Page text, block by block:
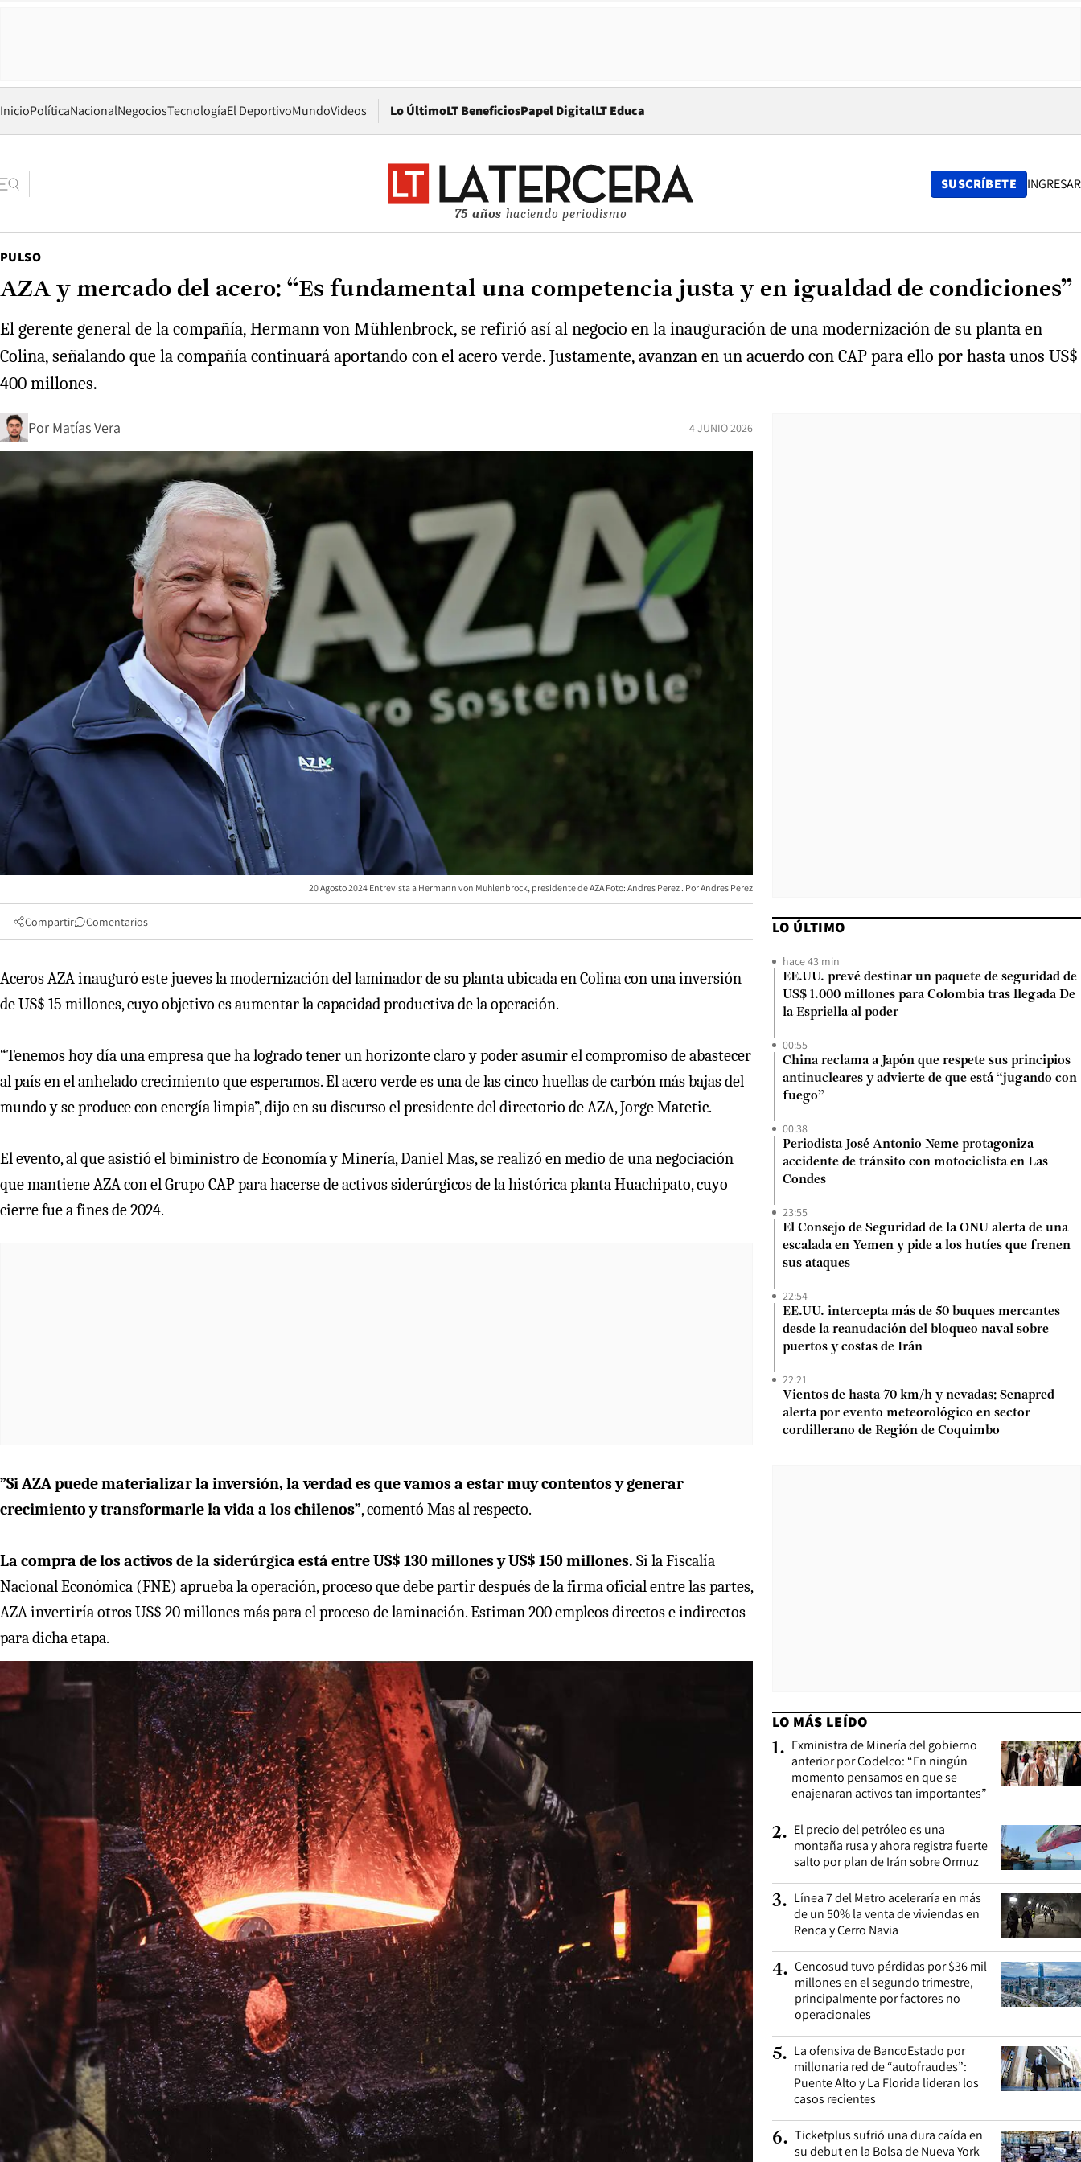
InicioPolíticaNacionalNegociosTecnologíaEl DeportivoMundoVideos Lo ÚltimoLT BeneficiosPapel DigitalOpens in new window
LT Educa
75 años haciendo periodismo
SUSCRÍBETE INGRESAR
PULSO
AZA y mercado del acero: “Es fundamental una competencia justa y en igualdad de condiciones”
El gerente general de la compañía, Hermann von Mühlenbrock, se refirió así al negocio en la inauguración de una modernización de su planta en
Colina, señalando que la compañía continuará aportando con el acero verde. Justamente, avanzan en un acuerdo con CAP para ello por hasta unos US$
400 millones.
Por Matías Vera 4 JUNIO 2026
20 Agosto 2024 Entrevista a Hermann von Muhlenbrock, presidente de AZA Foto: Andres Perez Andres Perez
Compartir Comentarios
Aceros AZA inauguró este jueves la modernización del laminador de su planta ubicada en Colina con una inversión
de US$ 15 millones, cuyo objetivo es aumentar la capacidad productiva de la operación.
“Tenemos hoy día una empresa que ha logrado tener un horizonte claro y poder asumir el compromiso de abastecer
al país en el anhelado crecimiento que esperamos. El acero verde es una de las cinco huellas de carbón más bajas del
mundo y se produce con energía limpia”, dijo en su discurso el presidente del directorio de AZA, Jorge Matetic.
El evento, al que asistió el biministro de Economía y Minería, Daniel Mas, se realizó en medio de una negociación
que mantiene AZA con el Grupo CAP para hacerse de activos siderúrgicos de la histórica planta Huachipato, cuyo
cierre fue a fines de 2024.
”Si AZA puede materializar la inversión, la verdad es que vamos a estar muy contentos y generar
crecimiento y transformarle la vida a los chilenos”, comentó Mas al respecto.
La compra de los activos de la siderúrgica está entre US$ 130 millones y US$ 150 millones. Si la Fiscalía
Nacional Económica (FNE) aprueba la operación, proceso que debe partir después de la firma oficial entre las partes,
AZA invertiría otros US$ 20 millones más para el proceso de laminación. Estiman 200 empleos directos e indirectos
para dicha etapa.
LO ÚLTIMO
hace 43 min
EE.UU. prevé destinar un paquete de seguridad de
US$ 1.000 millones para Colombia tras llegada De
la Espriella al poder
00:55
China reclama a Japón que respete sus principios
antinucleares y advierte de que está “jugando con
fuego”
00:38
Periodista José Antonio Neme protagoniza
accidente de tránsito con motociclista en Las
Condes
23:55
El Consejo de Seguridad de la ONU alerta de una
escalada en Yemen y pide a los hutíes que frenen
sus ataques
22:54
EE.UU. intercepta más de 50 buques mercantes
desde la reanudación del bloqueo naval sobre
puertos y costas de Irán
22:21
Vientos de hasta 70 km/h y nevadas: Senapred
alerta por evento meteorológico en sector
cordillerano de Región de Coquimbo
LO MÁS LEÍDO
1. Exministra de Minería del gobierno
anterior por Codelco: “En ningún
momento pensamos en que se
enajenaran activos tan importantes”
2. El precio del petróleo es una
montaña rusa y ahora registra fuerte
salto por plan de Irán sobre Ormuz
3. Línea 7 del Metro aceleraría en más
de un 50% la venta de viviendas en
Renca y Cerro Navia
4. Cencosud tuvo pérdidas por $36 mil
millones en el segundo trimestre,
principalmente por factores no
operacionales
5. La ofensiva de BancoEstado por
millonaria red de “autofraudes”:
Puente Alto y La Florida lideran los
casos recientes
6. Ticketplus sufrió una dura caída en
su debut en la Bolsa de Nueva York